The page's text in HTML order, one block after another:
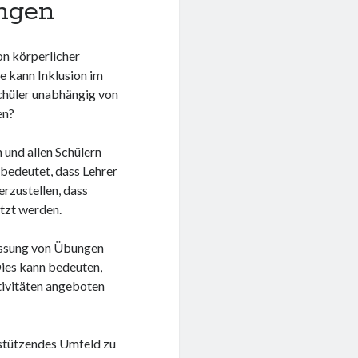
körperlicher
kann Inklusion im
unabhängig von
allen Schülern
dass Lehrer
dass
werden.
von Übungen
kann bedeuten,
angeboten
Umfeld zu